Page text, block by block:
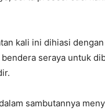
kali ini dihiasi
seraya untuk
sambutannya